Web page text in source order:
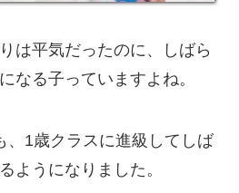
は平気だったのに、しばら
なる子っていますよね。
、1歳クラスに進級してしば
ようになりました。